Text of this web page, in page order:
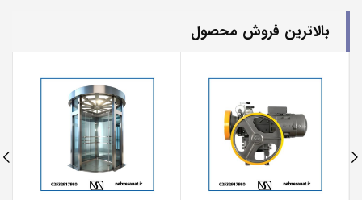
بالاترین فروش محصول